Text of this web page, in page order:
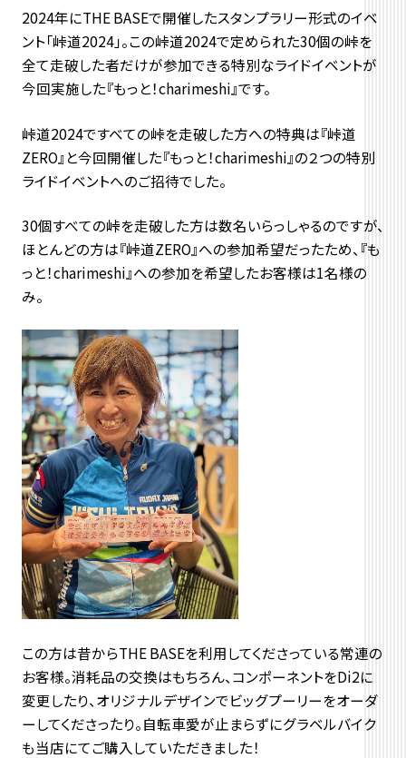
2024年にTHE BASEで開催したスタンプラリー形式のイベ
ント「峠道2024」。この峠道2024で定められた30個の峠を
全て走破した者だけが参加できる特別なライドイベントが
今回実施した『もっと！charimeshi』です。
峠道2024ですべての峠を走破した方への特典は『峠道
ZERO』と今回開催した『もっと！charimeshi』の２つの特別
ライドイベントへのご招待でした。
30個すべての峠を走破した方は数名いらっしゃるのですが、
ほとんどの方は『峠道ZERO』への参加希望だったため、『も
っと！charimeshi』への参加を希望したお客様は1名様の
み。
この方は昔からTHE BASEを利用してくださっている常連の
お客様。消耗品の交換はもちろん、コンポーネントをDi2に
変更したり、オリジナルデザインでビッグプーリーをオーダ
ーしてくださったり。自転車愛が止まらずにグラベルバイク
も当店にてご購入していただきました！